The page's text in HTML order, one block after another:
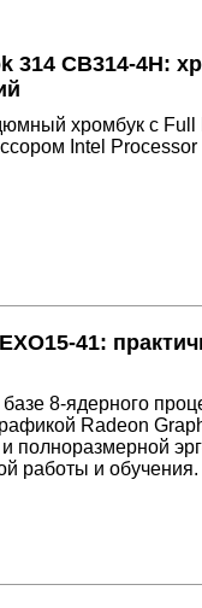
314 CB314-4H:
хромбук с Full
Intel
41:
8-ядерного
Radeon
полноразмерной
работы и обучения.